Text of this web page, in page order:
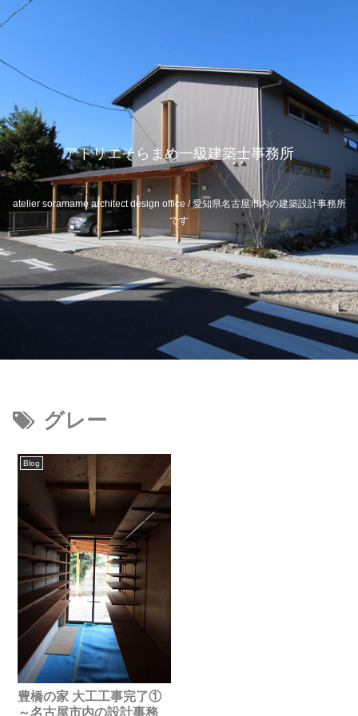
アトリエそらまめ一級建築士事務所
atelier soramame architect design office / 愛知県名古屋市内の建築設計事務所
です
グレー
Blog
豊橋の家 大工工事完了①
～名古屋市内の設計事務